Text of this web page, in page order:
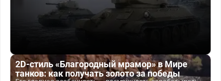
2D-стиль «Благородный мрамор» в Мире
танков: как получать золото за победы